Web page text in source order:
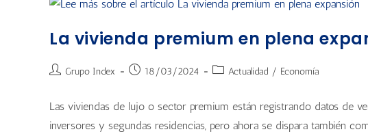
La vivienda premium en plena
Grupo Index 18/03/2024 Actualidad / Economía
Las viviendas de lujo o sector premium están registrando datos de
inversores y segundas residencias, pero ahora se dispara también